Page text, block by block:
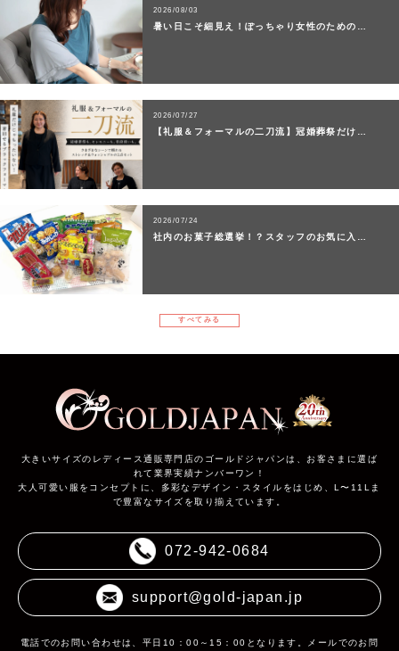
2026/08/03
暑い日こそ細見え！ぽっちゃり女性のための…
2026/07/27
【礼服＆フォーマルの二刀流】冠婚葬祭だけ…
2026/07/24
社内のお菓子総選挙！？スタッフのお気に入…
すべてみる
大きいサイズのレディース通販専門店のゴールドジャパンは、お客さまに選ば
れて業界実績ナンバーワン！
大人可愛い服をコンセプトに、多彩なデザイン・スタイルをはじめ、L〜11Lま
で豊富なサイズを取り揃えています。
072-942-0684
support@gold-japan.jp
電話でのお問い合わせは、平日10：00～15：00となります。メールでのお問